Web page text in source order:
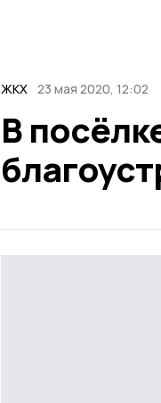
ЖКХ 23 мая 2020, 12:02
В